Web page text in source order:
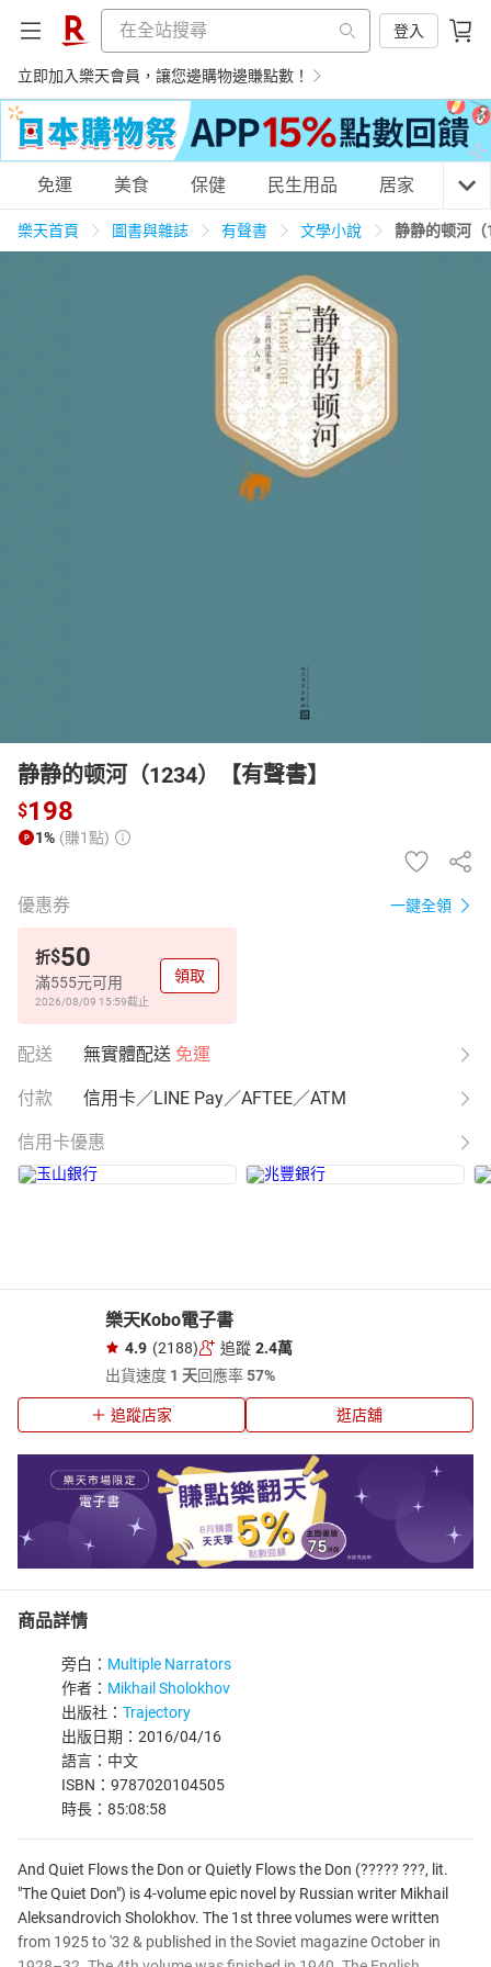
登入
立即加入樂天會員，讓您邊購物邊賺點數！
購物網分類
養生保健
運動休閒
化妝保養
免運 美食 保健 民生用品 居家 3C
樂天首頁 圖書與雜誌 有聲書 文學小說 静静的顿河
静静的顿河（1234）【有聲書】
$198
1% (賺1點)
優惠券 一鍵全領
折$50
滿555元可用
2026/08/09 15:59截止
領取
配送 無實體配送 免運
付款 信用卡／LINE Pay／AFTEE／ATM
信用卡優惠
樂天Kobo電子書
4.9 (2188) 追蹤 2.4萬
出貨速度 1 天回應率57%
追蹤店家 逛店舖
商品詳情
旁白： Multiple Narrators
作者： Mikhail Sholokhov
出版社： Trajectory
出版日期：2016/04/16
語言：中文
ISBN：9787020104505
時長：85:08:58
And Quiet Flows the Don or Quietly Flows the Don (????? ???, lit.
"The Quiet Don") is 4-volume epic novel by Russian writer Mikhail
Aleksandrovich Sholokhov. The 1st three volumes were written
from 1925 to '32 & published in the Soviet magazine October in